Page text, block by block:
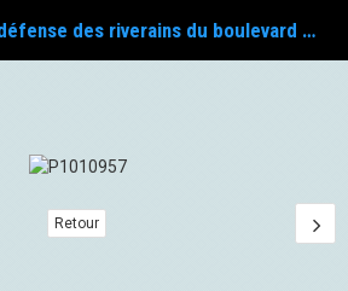
Association de défense des riverains du boulevard Fayol
Retour